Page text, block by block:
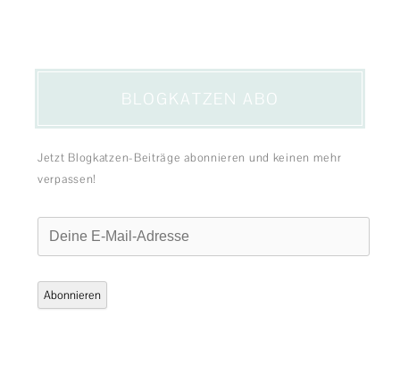
BLOGKATZEN ABO
Jetzt Blogkatzen-Beiträge abonnieren und keinen mehr
verpassen!
Deine
Adresse
Abonnieren